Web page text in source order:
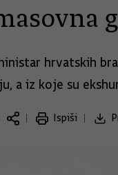
hrvatskih
a iz koje su
Ispiši